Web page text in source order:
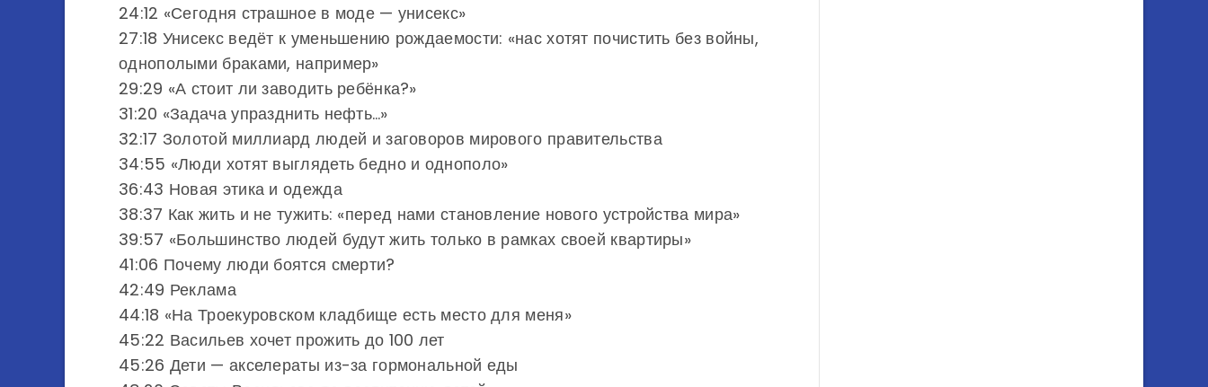
24:12 «Сегодня страшное в моде — унисекс»
27:18 Унисекс ведёт к уменьшению рождаемости: «нас хотят почистить без войны,
однополыми браками, например»
29:29 «А стоит ли заводить ребёнка?»
31:20 «Задача упразднить нефть…»
32:17 Золотой миллиард людей и заговоров мирового правительства
34:55 «Люди хотят выглядеть бедно и однополо»
36:43 Новая этика и одежда
38:37 Как жить и не тужить: «перед нами становление нового устройства мира»
39:57 «Большинство людей будут жить только в рамках своей квартиры»
41:06 Почему люди боятся смерти?
42:49 Реклама
44:18 «На Троекуровском кладбище есть место для меня»
45:22 Васильев хочет прожить до 100 лет
45:26 Дети — акселераты из-за гормональной еды